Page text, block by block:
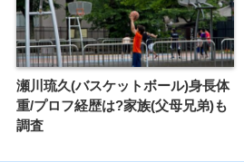
瀬川琉久(バスケットボール)身長体
重/プロフ経歴は?家族(父母兄弟)も
調査